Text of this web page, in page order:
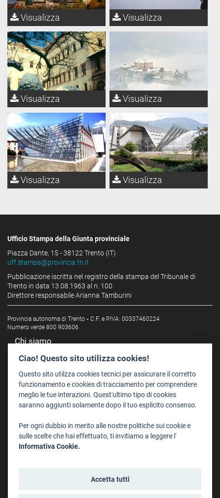
Visualizza Visualizza
Visualizza Visualizza
Visualizza Visualizza
Ufficio Stampa della Giunta provinciale
Piazza Dante, 15 - 38122 Trento (IT)
uff.stampa@provincia.tn.it
Pubblicazione iscritta nel registro della stampa del Tribunale di
Trento in data 13.08.1963 al n. 100
Direttore responsabile Arianna Tamburini
Provincia autonoma di Trento - C.F. e P.IVA: 00337460224
Numero verde 800 903606
Chi siamo
Redazione
Staff
Format - Centro Audiovisivi
Trentino Film Commission
Dove Siamo
Struttura di riferimento
Ciao! Questo sito utilizza cookies!
Questo sito utilzza cookies tecnici per assicurare il corretto
funzionamento e cookies di tracciamento per comprendere
meglio le tue interazioni. Quest'ultimo tipo di cookies
saranno aggiunti solamente dopo il tuo esplicito consenso.
Per ogni dubbio in merito alle nostre politiche sui cookie e
sulle scelte che hai effettuato, ti invitiamo a leggere l'
Informativa Cookie.
Accetta tutti